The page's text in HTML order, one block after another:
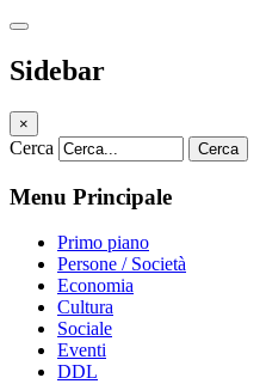
Sidebar
×
Cerca Cerca
Menu Principale
Primo piano
Persone / Società
Economia
Cultura
Sociale
Eventi
DDL